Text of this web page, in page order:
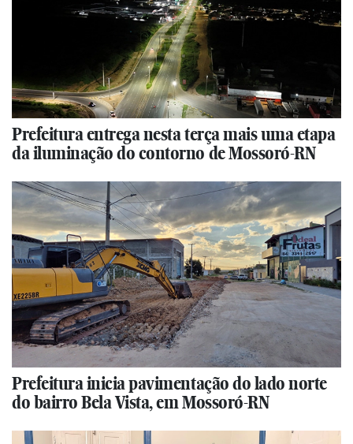
Prefeitura entrega nesta terça mais uma etapa
da iluminação do contorno de Mossoró-RN
Prefeitura inicia pavimentação do lado norte
do bairro Bela Vista, em Mossoró-RN